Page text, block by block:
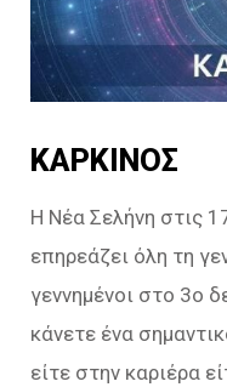
ΚΑΡΚΙΝΟΣ
Η Νέα Σελήνη στις
επηρεάζει όλη τη
γεννημένοι στο 3ο
κάνετε ένα
είτε στην καριέρα